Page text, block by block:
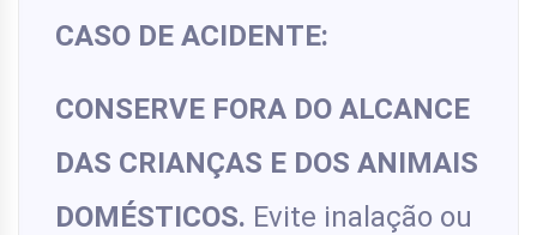
CASO DE ACIDENTE:
CONSERVE FORA DO ALCANCE
DAS CRIANÇAS E DOS ANIMAIS
DOMÉSTICOS. Evite inalação ou